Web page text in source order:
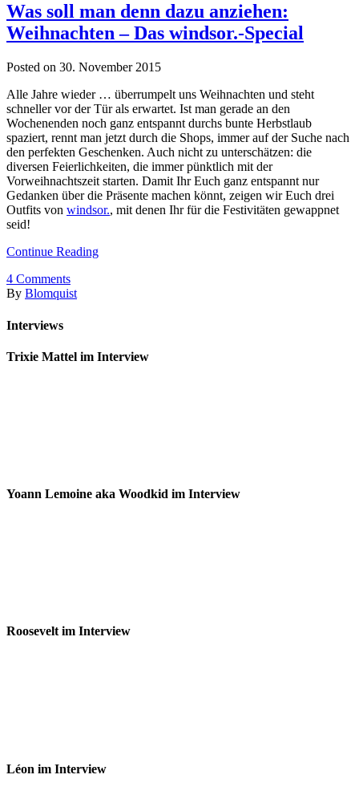
Was soll man denn dazu anziehen:
Weihnachten – Das windsor.-Special
Posted on 30. November 2015
Alle Jahre wieder … überrumpelt uns Weihnachten und steht
schneller vor der Tür als erwartet. Ist man gerade an den
Wochenenden noch ganz entspannt durchs bunte Herbstlaub
spaziert, rennt man jetzt durch die Shops, immer auf der Suche nach
den perfekten Geschenken. Auch nicht zu unterschätzen: die
diversen Feierlichkeiten, die immer pünktlich mit der
Vorweihnachtszeit starten. Damit Ihr Euch ganz entspannt nur
Gedanken über die Präsente machen könnt, zeigen wir Euch drei
Outfits von windsor., mit denen Ihr für die Festivitäten gewappnet
seid!
Continue Reading
4 Comments
By Blomquist
Interviews
Trixie Mattel im Interview
Yoann Lemoine aka Woodkid im Interview
Roosevelt im Interview
Léon im Interview